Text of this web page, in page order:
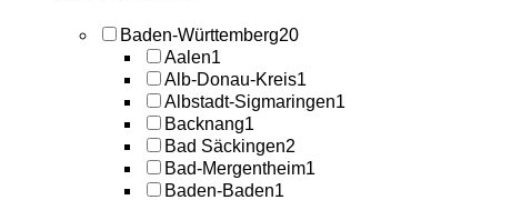
Baden-Württemberg20
Aalen1
Alb-Donau-Kreis1
Albstadt-Sigmaringen1
Backnang1
Bad Säckingen2
Bad-Mergentheim1
Baden-Baden1